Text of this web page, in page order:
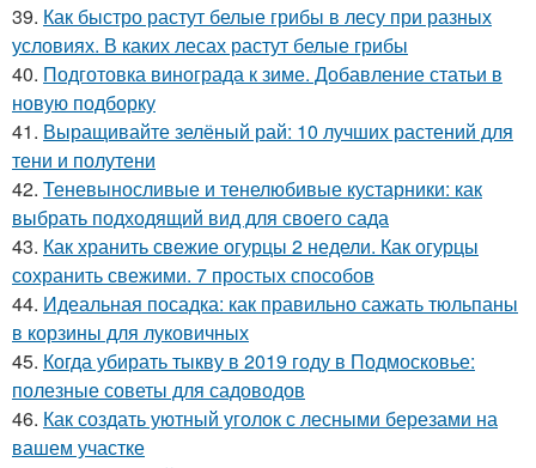
39. Как быстро растут белые грибы в лесу при разных
условиях. В каких лесах растут белые грибы
40. Подготовка винограда к зиме. Добавление статьи в
новую подборку
41. Выращивайте зелёный рай: 10 лучших растений для
тени и полутени
42. Теневыносливые и тенелюбивые кустарники: как
выбрать подходящий вид для своего сада
43. Как хранить свежие огурцы 2 недели. Как огурцы
сохранить свежими. 7 простых способов
44. Идеальная посадка: как правильно сажать тюльпаны
в корзины для луковичных
45. Когда убирать тыкву в 2019 году в Подмосковье:
полезные советы для садоводов
46. Как создать уютный уголок с лесными березами на
вашем участке